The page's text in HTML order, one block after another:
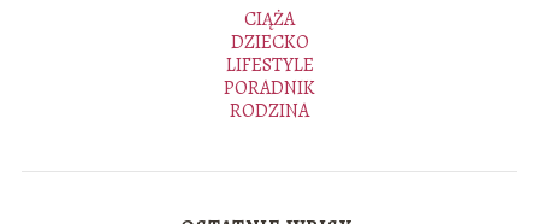
CIĄŻA
DZIECKO
LIFESTYLE
PORADNIK
RODZINA